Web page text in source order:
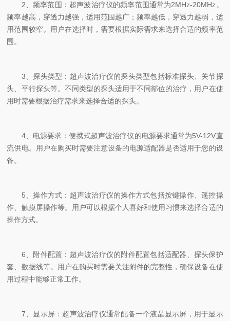
2、频率范围：超声波治疗仪的频率范围通常为2MHz-20MHz。
频率越高，穿透力越强，适用范围越广；频率越低，穿透力越弱，适
用范围较窄。用户在选择时，需要根据实际需求来选择合适的频率范
围。
3、探头类型：超声波治疗仪的探头类型包括标准探头、关节探
头、平行探头等。不同类型的探头适用于不同部位的治疗，用户在使
用时需要根据治疗需求来选择合适的探头。
4、电源要求：便携式超声波治疗仪的电源要求通常为5V-12V直
流供电。用户在购买时需要注意设备的电源适配器是否适用于您的设
备。
5、操作方式：超声波治疗仪的操作方式包括按键操作、遥控操
作、触摸屏操作等。用户可以根据个人喜好和使用习惯来选择合适的
操作方式。
6、附件配置：超声波治疗仪的附件配置包括适配器、探头保护
套、数据线等。用户在购买时需要关注附件的完整性，确保设备在使
用过程中能够正常工作。
7、显示屏：超声波治疗仪通常配备一个液晶显示屏，用于显示